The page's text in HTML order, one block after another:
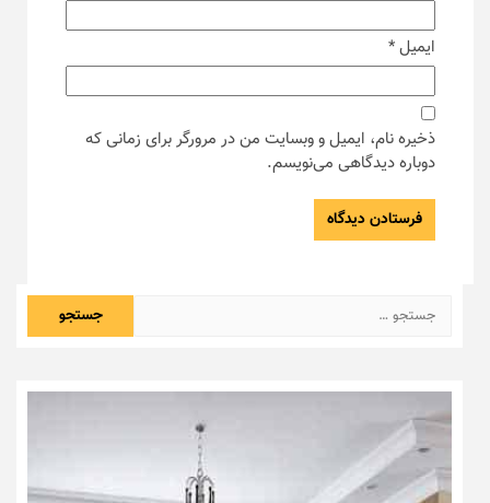
ایمیل*
ذخیره نام، ایمیل و وبسایت من در مرورگر برای زمانی که
دوباره دیدگاهی می‌نویسم.
جستجو
برای: